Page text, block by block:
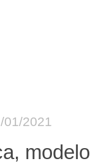
01/2021
modelo